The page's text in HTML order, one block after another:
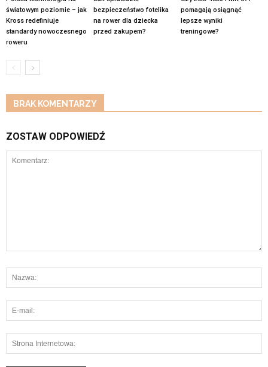
światowym poziomie – jak
Kross redefiniuje
standardy nowoczesnego
roweru
bezpieczeństwo fotelika
na rower dla dziecka
przed zakupem?
pomagają osiągnąć
lepsze wyniki
treningowe?
BRAK KOMENTARZY
ZOSTAW ODPOWIEDŹ